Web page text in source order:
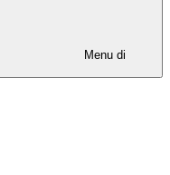
Menu di